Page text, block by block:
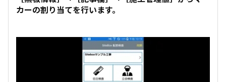
カーの割り当てを行います。